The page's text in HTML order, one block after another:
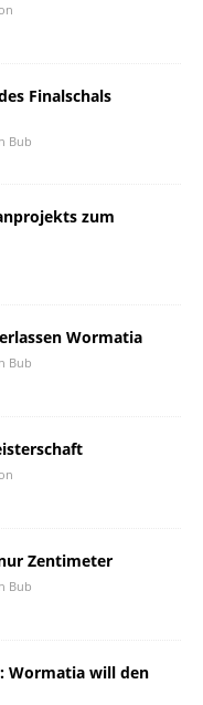
Finalschals
Bub
zum
Wormatia
Bub
Zentimeter
Bub
Wormatia will den